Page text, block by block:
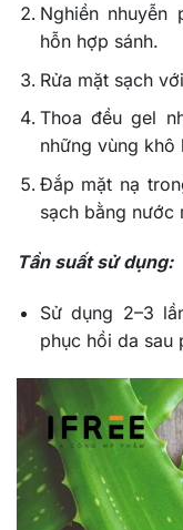
Nghiền
hỗn hợp sánh.
Rửa mặt sạch
Thoa đều gel
những vùng
Đắp mặt nạ
sạch bằng nước
Tần suất sử dụng:
Sử dụng 2–3
phục hồi da sau